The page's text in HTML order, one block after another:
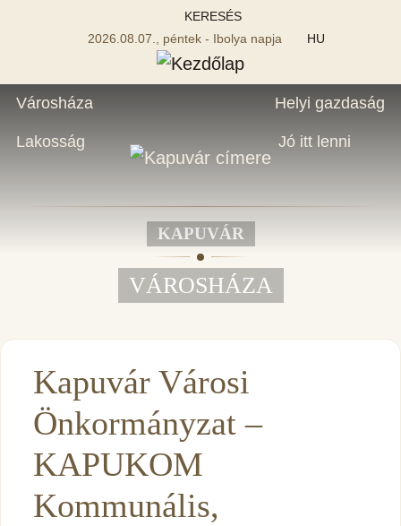
KERESÉS
2026.08.07., péntek - Ibolya napja
HU
Városháza
Lakosság
Helyi gazdaság
Jó itt lenni
KAPUVÁR
VÁROSHÁZA
Kapuvár Városi
Önkormányzat –
KAPUKOM
Kommunális,